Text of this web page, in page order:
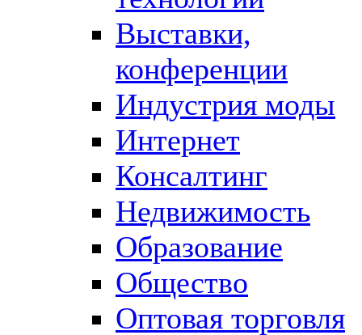
Выставки,
конференции
Индустрия моды
Интернет
Консалтинг
Недвижимость
Образование
Общество
Оптовая торговля